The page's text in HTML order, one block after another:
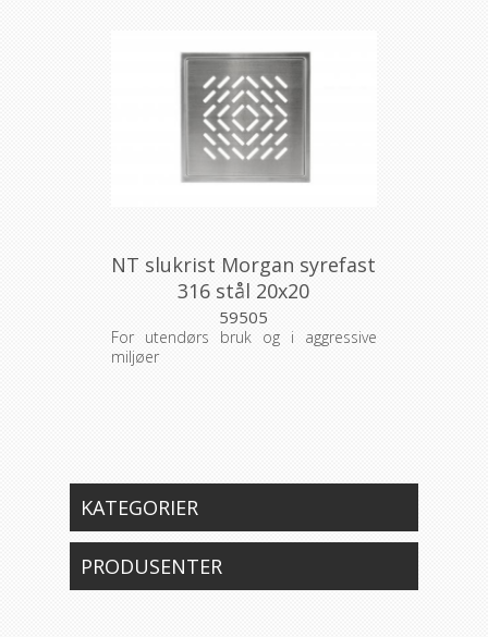
NT slukrist Morgan syrefast
316 stål 20x20
59505
For utendørs bruk og i aggressive
miljøer
KATEGORIER
PRODUSENTER